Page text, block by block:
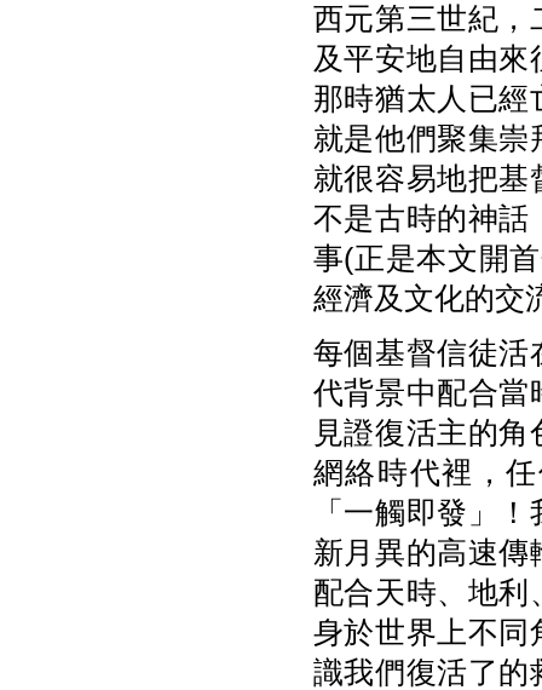
西元第三世紀，
及平安地自由
那時猶太人已經
就是他們聚集崇
就很容易地把基
不是古時的神話
事(正是本文開
經濟及文化的交
每個基督信徒活
代背景中配合當
見證復活主的
網絡時代裡，
「一觸即發」
新月異的高速傳
配合天時、地利
身於世界上不同
識我們復活了的